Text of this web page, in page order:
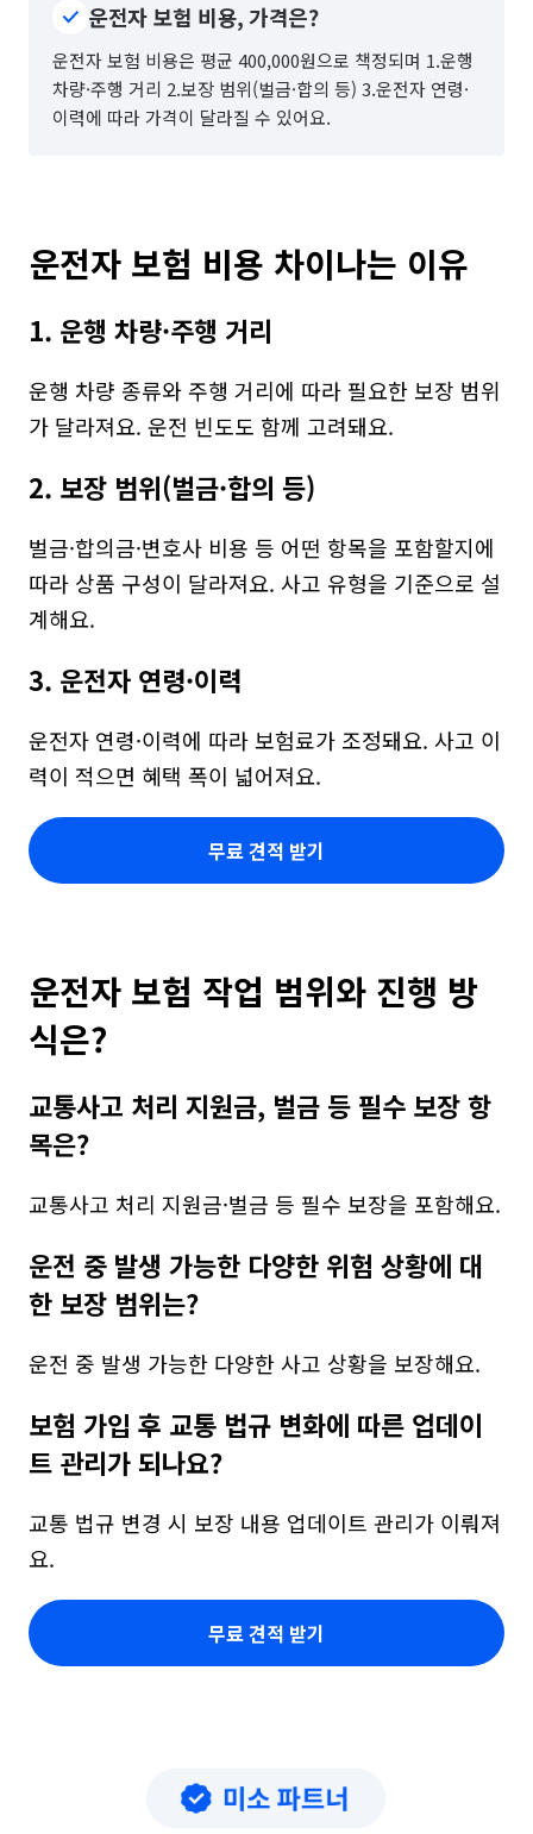
운전자 보험 비용, 가격은?
운전자 보험 비용은 평균 400,000원으로 책정되며 1.운행
차량·주행 거리 2.보장 범위(벌금·합의 등) 3.운전자 연령·
이력에 따라 가격이 달라질 수 있어요.
운전자 보험 비용 차이나는 이유
1. 운행 차량·주행 거리
운행 차량 종류와 주행 거리에 따라 필요한 보장 범위
가 달라져요. 운전 빈도도 함께 고려돼요.
2. 보장 범위(벌금·합의 등)
벌금·합의금·변호사 비용 등 어떤 항목을 포함할지에
따라 상품 구성이 달라져요. 사고 유형을 기준으로 설
계해요.
3. 운전자 연령·이력
운전자 연령·이력에 따라 보험료가 조정돼요. 사고 이
력이 적으면 혜택 폭이 넓어져요.
무료 견적 받기
운전자 보험 작업 범위와 진행 방
식은?
교통사고 처리 지원금, 벌금 등 필수 보장 항
목은?
교통사고 처리 지원금·벌금 등 필수 보장을 포함해요.
운전 중 발생 가능한 다양한 위험 상황에 대
한 보장 범위는?
운전 중 발생 가능한 다양한 사고 상황을 보장해요.
보험 가입 후 교통 법규 변화에 따른 업데이
트 관리가 되나요?
교통 법규 변경 시 보장 내용 업데이트 관리가 이뤄져
요.
무료 견적 받기